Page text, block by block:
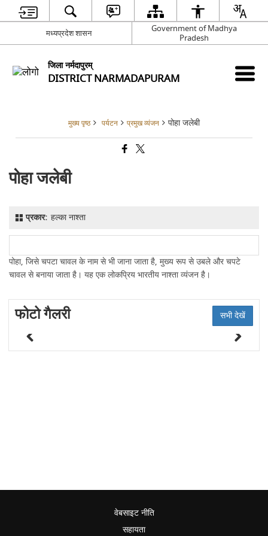
मध्यप्रदेश शासन
Government of Madhya
Pradesh
जिला नर्मदापुरम्
DISTRICT NARMADAPURAM
मुख्य पृष्ठ पर्यटन प्रमुख व्यंजन पोहा जलेबी
पोहा जलेबी
प्रकार:हल्का नाश्ता
पोहा, जिसे चपटा चावल के नाम से भी जाना जाता है, मुख्य रूप से उबले और चपटे
चावल से बनाया जाता है। यह एक लोकप्रिय भारतीय नाश्ता व्यंजन है।
फोटो गैलरी सभी देखें
वेबसाइट नीति
सहायता